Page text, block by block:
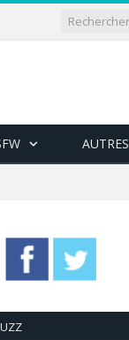
AUTRES